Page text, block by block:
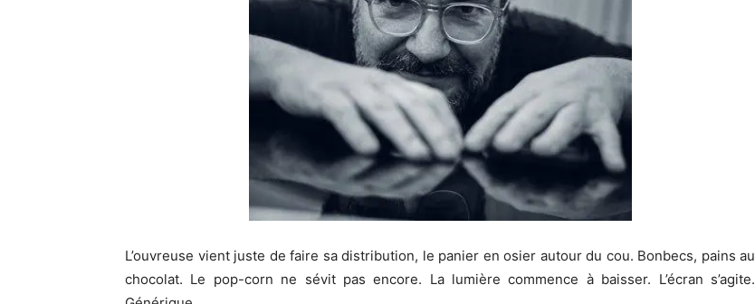
L’ouvreuse vient juste de faire sa distribution, le panier en osier autour du cou. Bonbecs, pains au
chocolat. Le pop-corn ne sévit pas encore. La lumière commence à baisser. L’écran s’agite.